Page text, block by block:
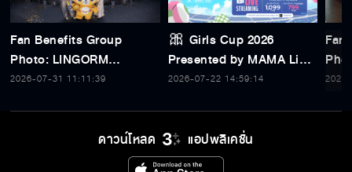
Fan Benefits Group
Photo: LINGORM
Thailand Fan Meeting
2026-07-31 11:11:39
🎀 Girls Cup 2026
Presented by MAMA Live
Streaming Ticket 🎀
2026-07-22 14:59:14
ดาวน์โหลด แอปพลิเคชั่น